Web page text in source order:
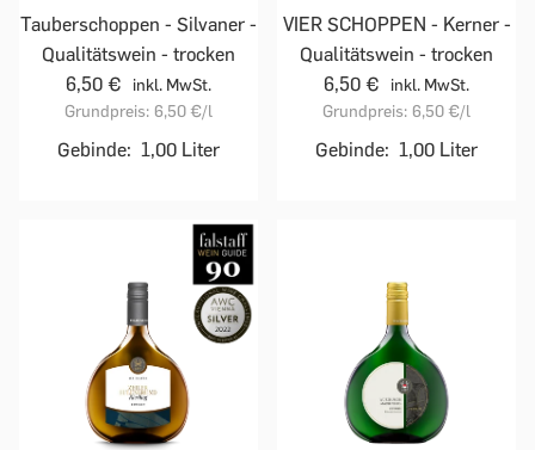
Tauberschoppen - Silvaner -
Qualitätswein - trocken
6,50 €
inkl. MwSt.
Grundpreis: 6,50 €/l
Gebinde: 1,00 Liter
VIER SCHOPPEN - Kerner -
Qualitätswein - trocken
6,50 €
inkl. MwSt.
Grundpreis: 6,50 €/l
Gebinde: 1,00 Liter